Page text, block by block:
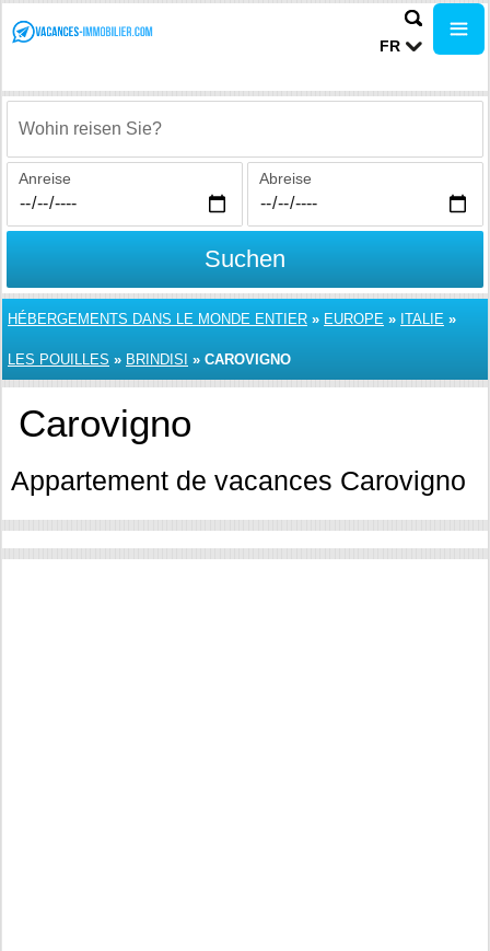
FR
Wohin reisen Sie?
Anreise Abreise
Suchen
HÉBERGEMENTS DANS LE MONDE ENTIER » EUROPE » ITALIE »
LES POUILLES » BRINDISI » CAROVIGNO
Carovigno
Appartement de vacances Carovigno